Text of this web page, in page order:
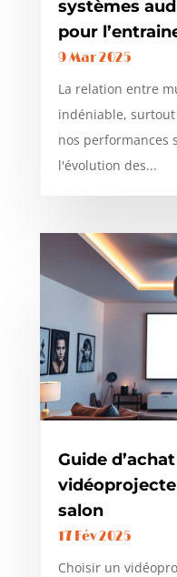
systèmes
pour
9 Mar 2025
La relation entre
indéniable,
nos performances
l'évolution des...
Guide
salon
17 Fév 2025
Choisir un